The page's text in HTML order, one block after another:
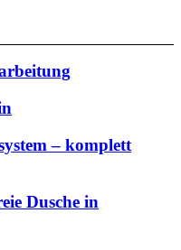
– komplett
Dusche in